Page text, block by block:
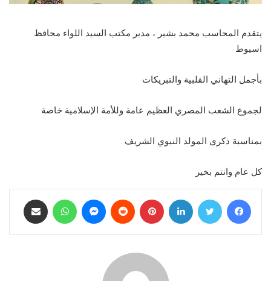
يتقدم المحاسب محمد بشير ، مدير مكتب السيد اللواء محافظ
اسيوط
بأجمل التهاني القلبية والتبريكات
لجموع الشعب المصري العظيم عامة وللأمة الإسلامية خاصة
بمناسبة ذكرى المولد النبوي الشريف
كل عام وانتم بخير
فيسبوك تويتر لينكدإن بينتيريست ماسنجر واتساب